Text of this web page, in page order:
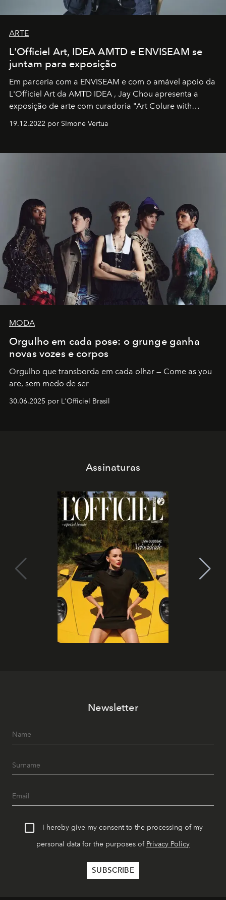
ARTE
L'Officiel Art, IDEA AMTD e ENVISEAM se
juntam para exposição
Em parceria com a ENVISEAM e com o amável apoio da
L'Officiel Art da AMTD IDEA , Jay Chou apresenta a
exposição de arte com curadoria "Art Colure with
19.12.2022 por SImone Vertua
MODA
Orgulho em cada pose: o grunge ganha
novas vozes e corpos
Orgulho que transborda em cada olhar — Come as you
are, sem medo de ser
30.06.2025 por L'Officiel Brasil
Assinaturas
Newsletter
I hereby give my consent to the processing of my
personal data for the purposes of Privacy Policy